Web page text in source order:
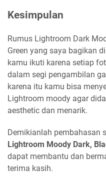
Kesimpulan
Rumus Lightroom Dark
Green yang saya bagikan
kamu ikuti karena setiap
dalam segi pengambilan
karena itu kamu bisa
Lightroom moody agar
aesthetic dan menarik.
Demikianlah pembahasan
Lightroom Moody Dark,
dapat membantu dan
terima kasih.